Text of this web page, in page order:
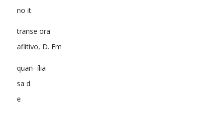
no it
transe ora
aflitivo, D. Em
quan- ília
sa d
e